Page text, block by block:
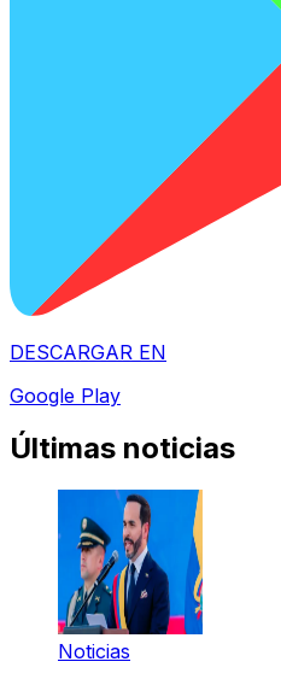
DESCARGAR EN
Google Play
Últimas noticias
Noticias